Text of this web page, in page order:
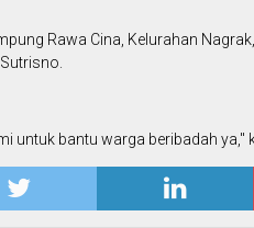
Rawa Cina, Kelurahan
untuk bantu warga beribadah ya,"